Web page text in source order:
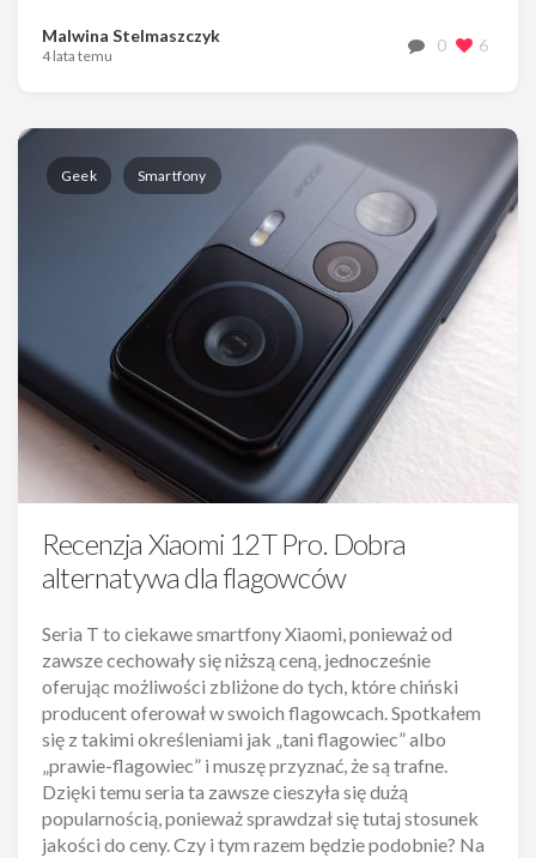
Malwina Stelmaszczyk
4 lata temu
0 6
Geek Smartfony
Recenzja Xiaomi 12T Pro. Dobra
alternatywa dla flagowców
Seria T to ciekawe smartfony Xiaomi, ponieważ od
zawsze cechowały się niższą ceną, jednocześnie
oferując możliwości zbliżone do tych, które chiński
producent oferował w swoich flagowcach. Spotkałem
się z takimi określeniami jak „tani flagowiec” albo
„prawie-flagowiec” i muszę przyznać, że są trafne.
Dzięki temu seria ta zawsze cieszyła się dużą
popularnością, ponieważ sprawdzał się tutaj stosunek
jakości do ceny. Czy i tym razem będzie podobnie? Na